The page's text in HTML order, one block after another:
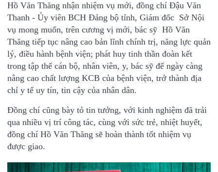
Hồ Văn Thăng nhận nhiệm vụ mới, đồng chí Đậu Văn
Thanh - Ủy viên BCH Đảng bộ tỉnh, Giám đốc Sở Nội
vụ mong muốn, trên cương vị mới, bác sỹ Hồ Văn
Thăng tiếp tục nâng cao bản lĩnh chính trị, năng lực quản
lý, điều hành bệnh viện; phát huy tinh thần đoàn kết
trong tập thể cán bộ, nhân viên, y, bác sỹ để ngày càng
nâng cao chất lượng KCB của bệnh viện, trở thành địa
chỉ y tế uy tín, tin cậy của nhân dân.
Đồng chí cũng bày tỏ tin tưởng, với kinh nghiệm đã trải
qua nhiều vị trí công tác, cùng với sức trẻ, nhiệt huyết,
đồng chí Hồ Văn Thăng sẽ hoàn thành tốt nhiệm vụ
được giao.